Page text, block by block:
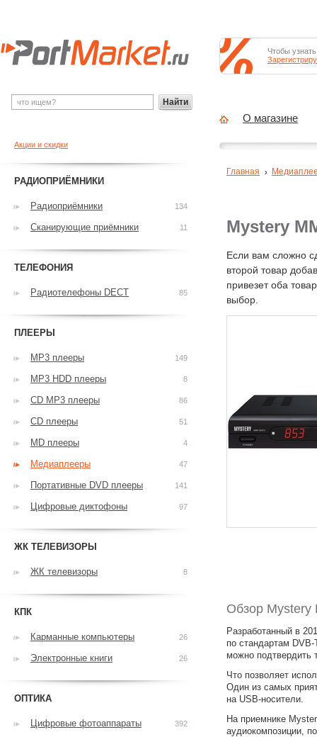
Mystery
Если вам сложно
второй товар
привезет оба
выбор.
Обзор Mystery
Разработанный в
по стандартам
можно подтвердить
Что позволяет
Один из самых
на USB-носители.
На приемнике
аудиокомпозиции,
Главная
Акции и скидки
РАДИОПРИЁМНИКИ
Радиоприёмники 134
Сканирующие приёмники 11
ТЕЛЕФОНИЯ
Радиотелефоны DECT 85
ПЛЕЕРЫ
MP3 плееры 149
MP3 HDD плееры 8
CD MP3 плееры 86
CD плееры 51
MD плееры 4
Медиаплееры 47
Портативные DVD плееры 141
Цифровые диктофоны 97
ЖК ТЕЛЕВИЗОРЫ
ЖК телевизоры 8
КПК
Карманные компьютеры 26
Электронные книги 26
ОПТИКА
Цифровые фотоаппараты 392
Найти
Чтобы
О магазине